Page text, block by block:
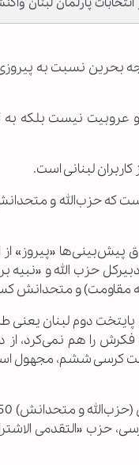
بحرین نسبت به
عروبیت نیست بلکه به
لبنانی است.
که حزب‌الله و
پیش‌بینی‌ها «پیروز»
حزب الله و «نبیه
مقاومت) و متحدانش
پایتخت دوم لبنان
35 کرسی، جریان ملی آزاد (وابسته به میشل